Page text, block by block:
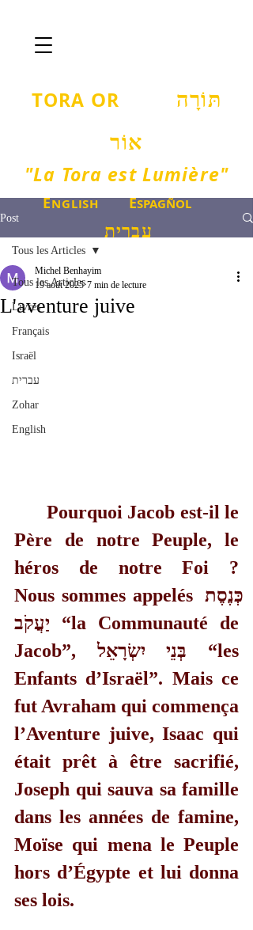
TORA OR תּוֹרָה
אוֹר
"La Tora est Lumière"
ENGLISH ESPAGÑOL
עברית
Post
Tous les Articles
Livres
Français
Israël
עברית
Zohar
English
Tous les Articles
L'aventure juive
Michel Benhayim
19 août 2025 7 min de lecture
Pourquoi Jacob est-il le
Père de notre Peuple, le
héros de notre Foi ?
Nous sommes appelés כְּנֶסֶת
יַעֲקֹב “la Communauté de
Jacob”, בְּנֵי יִשְׂרָאֵל “les
Enfants d’Israël”. Mais ce
fut Avraham qui commença
l’Aventure juive, Isaac qui
était prêt à être sacrifié,
Joseph qui sauva sa famille
dans les années de famine,
Moïse qui mena le Peuple
hors d’Égypte et lui donna
ses lois.